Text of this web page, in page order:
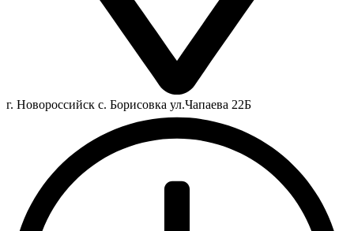
г. Новороссийск с. Борисовка ул.Чапаева 22Б